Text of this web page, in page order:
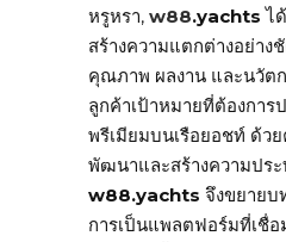
หรูหรา, w88.yachts ไ
สร้างความแตกต่างอย่าง
คุณภาพ ผลงาน และนวัต
ลูกค้าเป้าหมายที่ต้องกา
พรีเมียมบนเรือยอชท์ ด้ว
พัฒนาและสร้างความปร
w88.yachts จึงขยายบ
การเป็นแพลตฟอร์มที่เชื่อ